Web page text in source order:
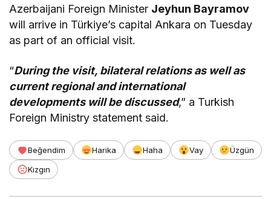
Azerbaijani Foreign Minister Jeyhun Bayramov
will arrive in Türkiye’s capital Ankara on Tuesday
as part of an official visit.
“During the visit, bilateral relations as well as
current regional and international
developments will be discussed,” a Turkish
Foreign Ministry statement said.
Beğendim Harika Haha Vay
Üzgün
Kızgın